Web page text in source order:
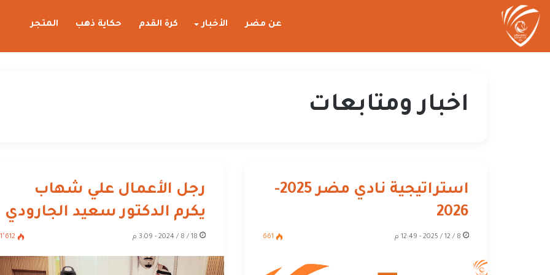
عن مضر الأخبار كرة القدم حكاية ذهب المتجر
اخبار ومتابعات
استراتيجية نادي مضر 2025-
2026
8 / 12 / 2025 - 12:49 م 661
رجل الأعمال علي شهاب
يكرم الدكتور سعيد الجارودي
18 / 8 / 2024 - 3:09 م 1٬612